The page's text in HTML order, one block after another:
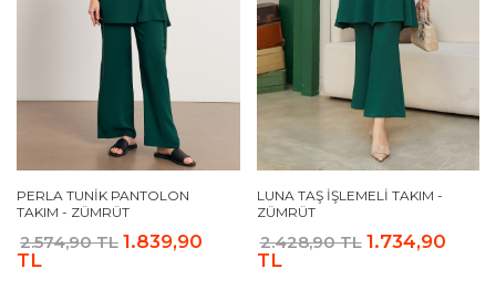
PERLA TUNIK PANTOLON
TAKIM - ZÜMRÜT
2.574,90 TL 1.839,90
TL
LUNA TAŞ İŞLEMELI TAKIM -
ZÜMRÜT
2.428,90 TL 1.734,90
TL